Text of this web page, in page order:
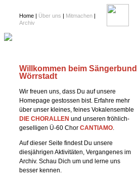
Home | Über uns | Mitmachen |
Archiv
Willkommen beim Sängerbund
Wörrstadt
Wir freuen uns, dass Du auf unsere
Homepage gestossen bist. Erfahre mehr
über unser kleines, feines Vokalensemble
DIE CHORALLEN und unseren fröhlich-
geselligen Ü-60 Chor CANTIAMO
Auf dieser Seite findest Du unsere
diesjährigen Aktivitäten, Vergangenes im
Archiv. Schau Dich um und lerne uns
besser kennen.